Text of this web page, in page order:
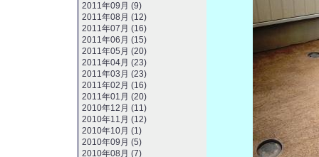
2011年09月 (9)
2011年08月 (12)
2011年07月 (16)
2011年06月 (15)
2011年05月 (20)
2011年04月 (23)
2011年03月 (23)
2011年02月 (16)
2011年01月 (20)
2010年12月 (11)
2010年11月 (12)
2010年10月 (1)
2010年09月 (5)
2010年08月 (7)